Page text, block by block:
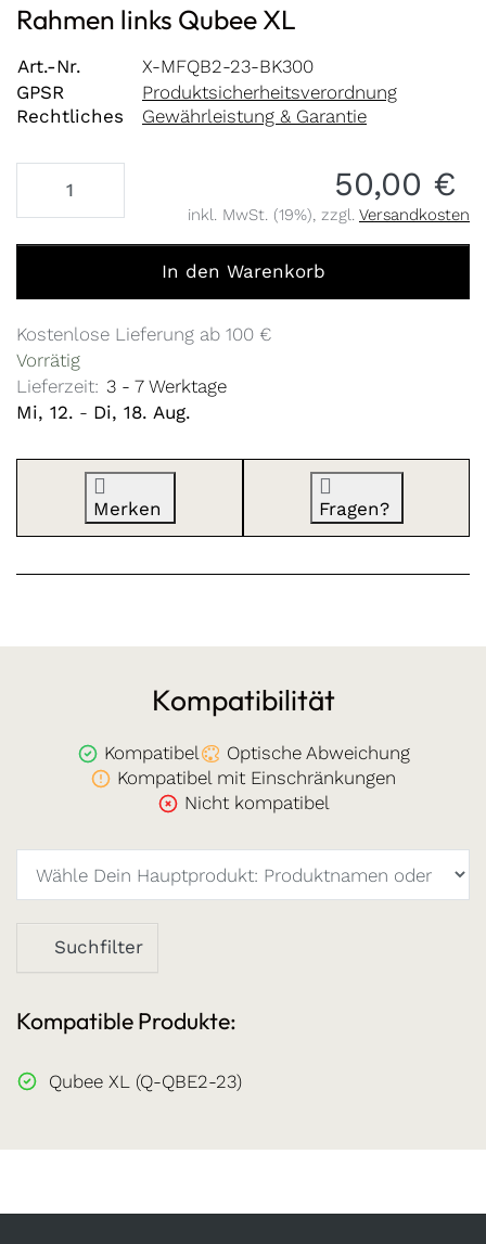
Rahmen links Qubee XL
Art.-Nr.
X-MFQB2-23-BK300
GPSR
Produktsicherheitsverordnung
Rechtliches
Gewährleistung & Garantie
50,00 €
inkl. MwSt. (19%), zzgl. Versandkosten
In den Warenkorb
Kostenlose Lieferung ab 100 €
Vorrätig
Lieferzeit: 3 - 7 Werktage
Mi, 12. - Di, 18. Aug.
Merken Fragen?
Kompatibilität
Kompatibel
Optische Abweichung
Kompatibel mit Einschränkungen
Nicht kompatibel
Suchfilter
Kompatible Produkte:
Qubee XL (Q-QBE2-23)